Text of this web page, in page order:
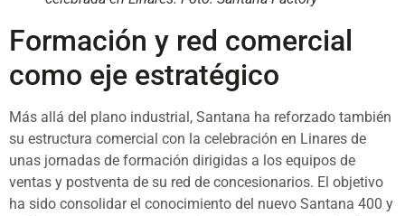
Formación y red comercial
como eje estratégico
Más allá del plano industrial, Santana ha reforzado también
su estructura comercial con la celebración en Linares de
unas jornadas de formación dirigidas a los equipos de
ventas y postventa de su red de concesionarios. El objetivo
ha sido consolidar el conocimiento del nuevo Santana 400 y